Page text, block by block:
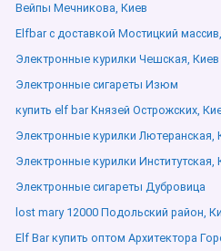
Вейпы Мечникова, Киев
Elfbar с доставкой Мостицкий
Электронные курилки Чешская, Киев
Электронные сигареты Изюм
купить elf bar Князей Острожских,
Электронные курилки Лютеранская,
Электронные курилки Институтская,
Электронные сигареты Дубровица
lost mary 12000 Подольский район,
Elf Bar купить оптом Архитектора